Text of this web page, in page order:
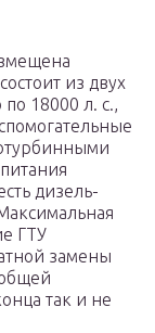
из двух
18000 л. с.,
дизель-
ГТУ
замены
так и не